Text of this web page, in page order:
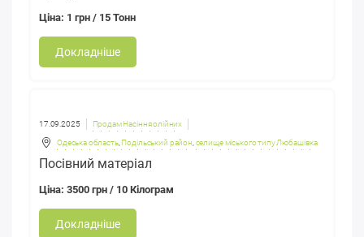
Ціна: 1 грн / 15 Тонн
Докладніше
17.09.2025 Продам Насіння олійних
Одеська область, Подільський район селище міського типу Любашівка
Посівний матеріал
Ціна: 3500 грн / 10 Кілограм
Докладніше